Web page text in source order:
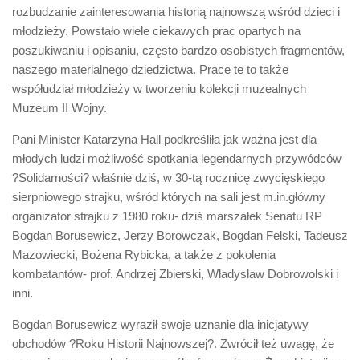
rozbudzanie zainteresowania historią najnowszą wśród dzieci i
młodzieży. Powstało wiele ciekawych prac opartych na
poszukiwaniu i opisaniu, często bardzo osobistych fragmentów,
naszego materialnego dziedzictwa. Prace te to także
współudział młodzieży w tworzeniu kolekcji muzealnych
Muzeum II Wojny.
Pani Minister Katarzyna Hall podkreśliła jak ważna jest dla
młodych ludzi możliwość spotkania legendarnych przywódców
?Solidarności? właśnie dziś, w 30-tą rocznicę zwycięskiego
sierpniowego strajku, wśród których na sali jest m.in.główny
organizator strajku z 1980 roku- dziś marszałek Senatu RP
Bogdan Borusewicz, Jerzy Borowczak, Bogdan Felski, Tadeusz
Mazowiecki, Bożena Rybicka, a także z pokolenia
kombatantów- prof. Andrzej Zbierski, Władysław Dobrowolski i
inni.
Bogdan Borusewicz wyraził swoje uznanie dla inicjatywy
obchodów ?Roku Historii Najnowszej?. Zwrócił też uwagę, że